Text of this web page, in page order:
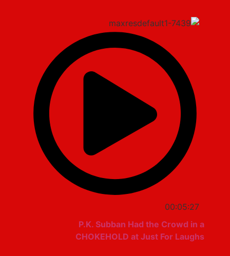
00:05:27
P.K. Subban Had the Crowd in a
CHOKEHOLD at Just For Laughs